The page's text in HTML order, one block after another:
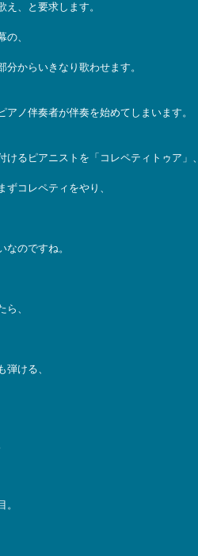
、と要求します。
、
からいきなり歌わせます。
ノ伴奏者が伴奏を始めてしまいます。
るピアニストを「コレペティトゥア」、
コレペティをやり、
のですね。
、
ける、